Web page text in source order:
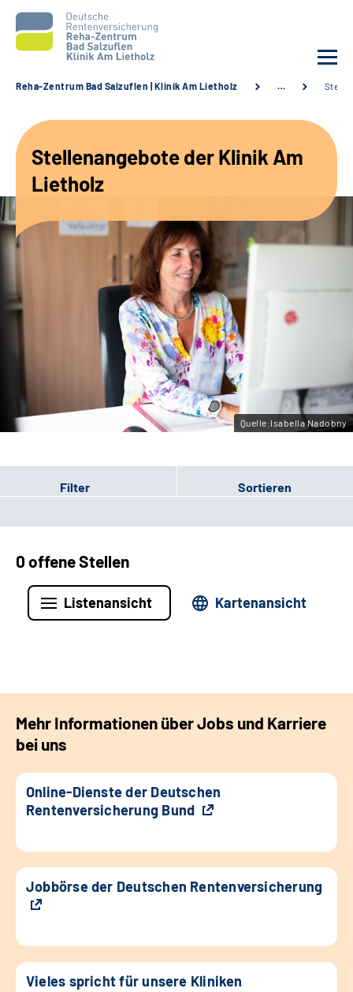
Unsere Angebote
Karriere
Sozialdienste & Zuweisende
Leichte Sprache
Gebärdensprache
Reha-Zentrum Bad Salzuflen | Klinik Am Lietholz …
Stellenangebote der Klinik Am
Lietholz
Quelle:Isabella Nadobny
Filter Sortieren
0 offene Stellen
Listenansicht Kartenansicht
Mehr Informationen über Jobs und Karriere
bei uns
Online-Dienste der Deutschen
Rentenversicherung Bund
Jobbörse der Deutschen Rentenversicherung
Vieles spricht für unsere Kliniken